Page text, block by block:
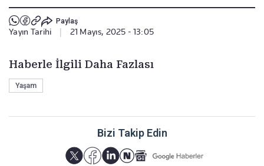
Paylaş
Yayın Tarihi 21 Mayıs, 2025 - 13:05
Haberle İlgili Daha Fazlası
Yaşam
Bizi Takip Edin